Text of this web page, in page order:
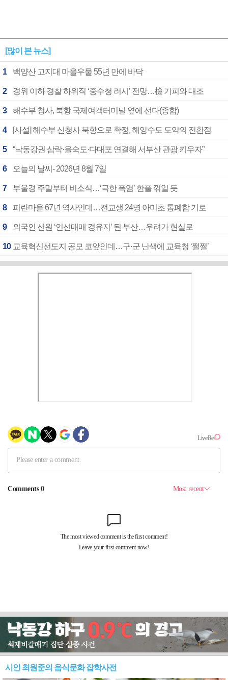
[많이 본 뉴스]
1 백양산 고지대 마을우물 55년 만에 바닥
2 경위 이하 경찰 하위직 ‘중수청 러시’ 전망…檢 기피와 대조
3 해수부 청사, 북항 국제여객터미널 옆에 선다(종합)
4 [사설] 해수부 신청사 북항으로 확정, 해양수도 도약의 전환점
5 “낙동강권 삼락·을숙도·다대포 연결해 서부산 관광 키우자”
6 오늘의 날씨- 2026년 8월 7일
7 부울경 주말부터 비소식…‘극한 폭염’ 한풀 꺾일 듯
8 피란마을 67년 역사인데…전교생 24명 아미초 통폐합 기로
9 외국인 선원 ‘인신매매 경유지’ 된 부산…우려가 현실로
10 교육혁신선도지 공모 코앞인데…구·군 난색에 교육청 ‘쩔쩔’
시인 최원준의 음식문화 잡학사전